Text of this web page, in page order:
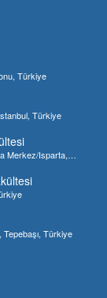
Türkiye
Türkiye
Merkez/Isparta,
Türkiye